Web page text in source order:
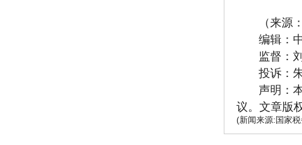
（来源
编辑：
监督：
投诉：
声明：
议。文章版
(新闻来源:国家